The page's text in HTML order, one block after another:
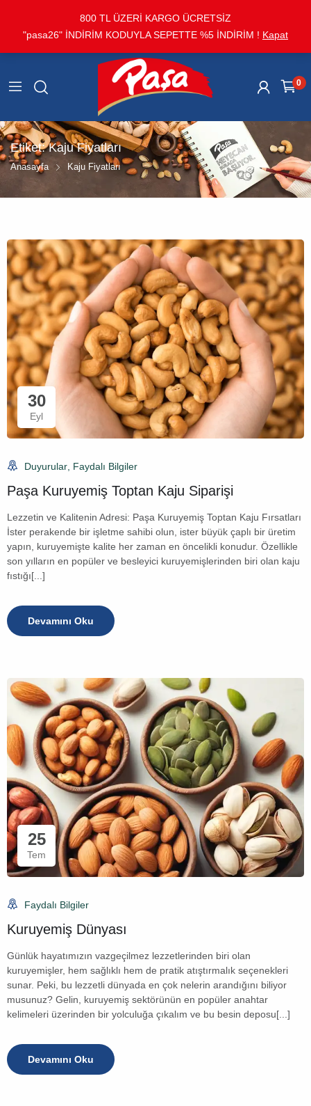
800 TL ÜZERİ KARGO ÜCRETSİZ
"pasa26" İNDİRİM KODUYLA SEPETTE %5 İNDİRİM ! Kapat
0
Etiket:Kaju Fiyatları
Anasayfa Kaju Fiyatları
30
Eyl
Duyurular Faydalı Bilgiler
Paşa Kuruyemiş Toptan Kaju Siparişi
Lezzetin ve Kalitenin Adresi: Paşa Kuruyemiş Toptan Kaju Fırsatları
İster perakende bir işletme sahibi olun, ister büyük çaplı bir üretim
yapın, kuruyemişte kalite her zaman en öncelikli konudur. Özellikle
son yılların en popüler ve besleyici kuruyemişlerinden biri olan kaju
fıstığı[...]
Devamını Oku
25
Tem
Faydalı Bilgiler
Kuruyemiş Dünyası
Günlük hayatımızın vazgeçilmez lezzetlerinden biri olan
kuruyemişler, hem sağlıklı hem de pratik atıştırmalık seçenekleri
sunar. Peki, bu lezzetli dünyada en çok nelerin arandığını biliyor
musunuz? Gelin, kuruyemiş sektörünün en popüler anahtar
kelimeleri üzerinden bir yolculuğa çıkalım ve bu besin deposu[...]
Devamını Oku